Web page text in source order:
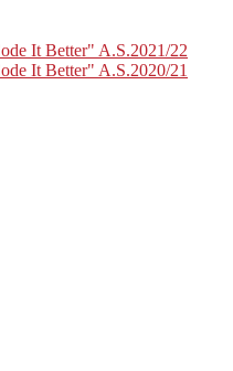
It Better" A.S.2021/22
It Better" A.S.2020/21